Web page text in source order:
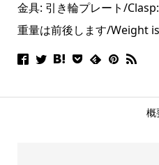
金具: 引き輪プレート/
重量は前後します/Weight
概